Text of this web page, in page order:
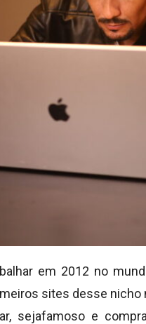
em 2012 no
sites desse nicho
sejafamoso e